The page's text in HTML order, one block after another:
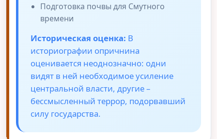
Подготовка почвы для Смутного
времени
Историческая оценка: В
историографии опричнина
оценивается неоднозначно: одни
видят в ней необходимое усиление
центральной власти, другие –
бессмысленный террор, подорвавший
силу государства.